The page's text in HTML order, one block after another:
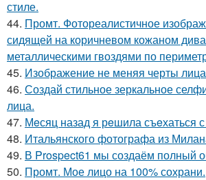
стиле.
44. Промт. Фотореалистичное
сидящей на коричневом кожаном
металлическими гвоздями по
45. Изображение не меняя черты
46. Создай стильное зеркальное
лица.
47. Мeсяц назад я рeшила съeхаться
48. Итальянского фотографа из
49. В Prospect61 мы создаём полный
50. Промт. Мое лицо на 100% сохрани.